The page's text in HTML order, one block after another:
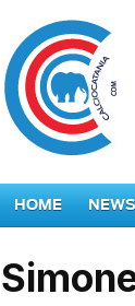
HOME NEWS